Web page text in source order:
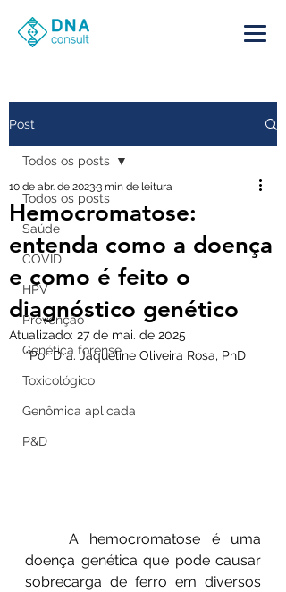
Post
Todos os posts
Saúde
COVID
HPV
Prevenção
Genética forense
Toxicológico
Genômica aplicada
P&D
Todos os posts
Hemocromatose:
entenda como a doença
e como é feito o
diagnóstico genético
10 de abr. de 20233 min de leitura
Atualizado: 27 de mai. de 2025
*Por Dra. Jaqueline Oliveira Rosa, PhD
doença genética que pode causar
sobrecarga de ferro em diversos